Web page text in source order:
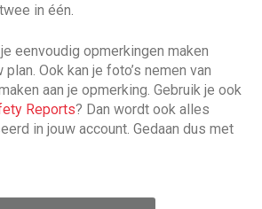
in één.
eenvoudig opmerkingen maken
Ook kan je foto’s nemen van
aan je opmerking. Gebruik je ook
Reports? Dan wordt ook alles
in jouw account. Gedaan dus met